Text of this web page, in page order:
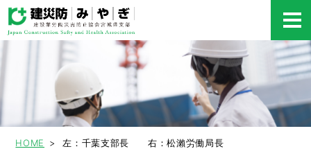
HOME 左：千葉支部長 右：松瀨労働局長